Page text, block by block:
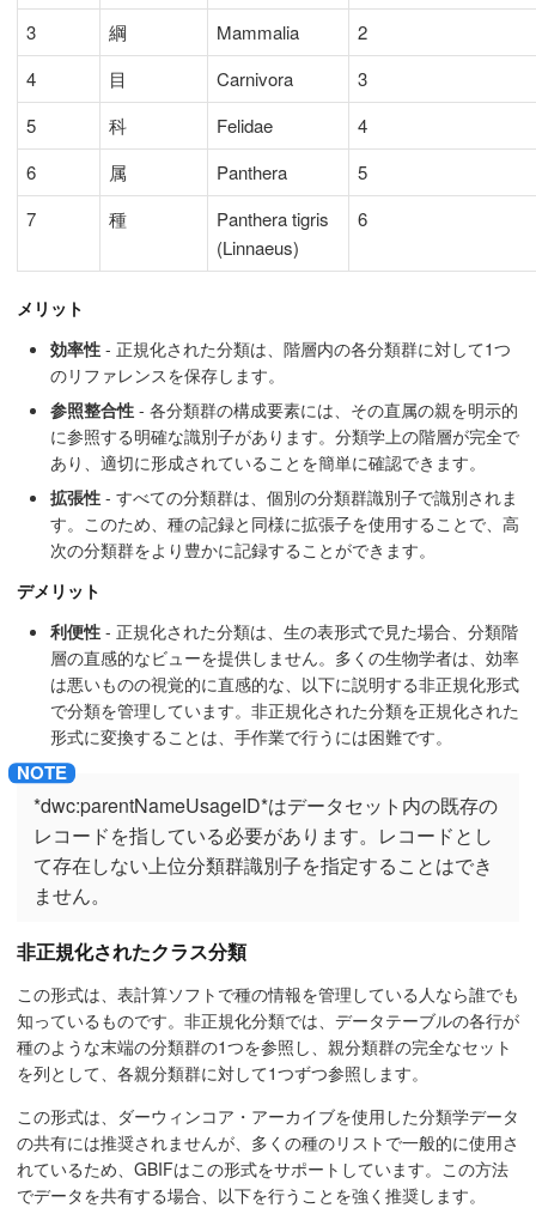
3
綱 Mammalia
2
4
目 Carnivora
3
5
科 Felidae
4
6
属 Panthera
5
7
種
Panthera tigris
(Linnaeus)
6
メリット
効率性 - 正規化された分類は、階層内の各分類群に対して1つ
のリファレンスを保存します。
参照整合性 - 各分類群の構成要素には、その直属の親を明示的
に参照する明確な識別子があります。分類学上の階層が完全で
あり、適切に形成されていることを簡単に確認できます。
拡張性 - すべての分類群は、個別の分類群識別子で識別されま
す。このため、種の記録と同様に拡張子を使用することで、高
次の分類群をより豊かに記録することができます。
デメリット
利便性 - 正規化された分類は、生の表形式で見た場合、分類階
層の直感的なビューを提供しません。多くの生物学者は、効率
は悪いものの視覚的に直感的な、以下に説明する非正規化形式
で分類を管理しています。非正規化された分類を正規化された
形式に変換することは、手作業で行うには困難です。
*dwc:parentNameUsageID*はデータセット内の既存の
レコードを指している必要があります。レコードとし
て存在しない上位分類群識別子を指定することはでき
ません。
非正規化されたクラス分類
この形式は、表計算ソフトで種の情報を管理している人なら誰でも
知っているものです。非正規化分類では、データテーブルの各行が
種のような末端の分類群の1つを参照し、親分類群の完全なセット
を列として、各親分類群に対して1つずつ参照します。
この形式は、ダーウィンコア・アーカイブを使用した分類学データ
の共有には推奨されませんが、多くの種のリストで一般的に使用さ
れているため、GBIFはこの形式をサポートしています。この方法
でデータを共有する場合、以下を行うことを強く推奨します。